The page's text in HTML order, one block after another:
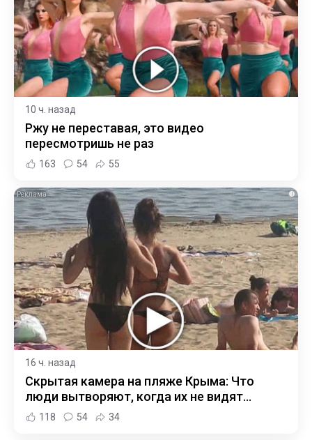
10 ч. назад
Ржу не переставая, это видео
пересмотришь не раз
163 54 55
i
16 ч. назад
Скрытая камера на пляже Крыма: Что
люди вытворяют, когда их не видят...
118 54 34